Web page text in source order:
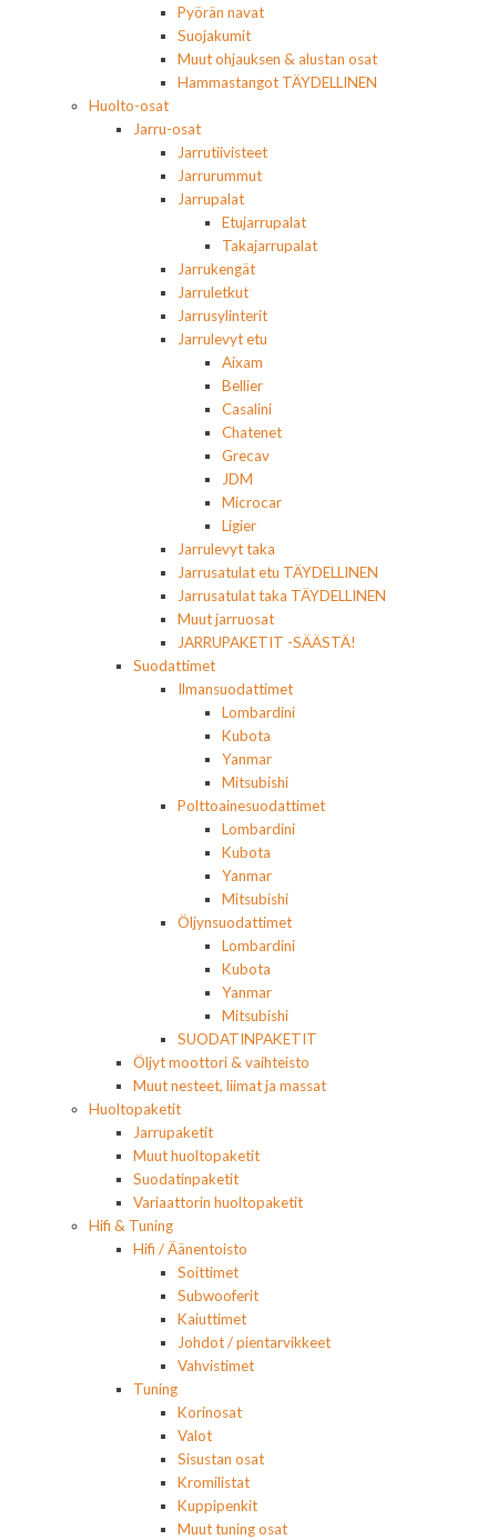
Pyörän navat
Suojakumit
Muut ohjauksen & alustan osat
Hammastangot TÄYDELLINEN
Huolto-osat
Jarru-osat
Jarrutiivisteet
Jarrurummut
Jarrupalat
Etujarrupalat
Takajarrupalat
Jarrukengät
Jarruletkut
Jarrusylinterit
Jarrulevyt etu
Aixam
Bellier
Casalini
Chatenet
Grecav
JDM
Microcar
Ligier
Jarrulevyt taka
Jarrusatulat etu TÄYDELLINEN
Jarrusatulat taka TÄYDELLINEN
Muut jarruosat
JARRUPAKETIT -SÄÄSTÄ!
Suodattimet
Ilmansuodattimet
Lombardini
Kubota
Yanmar
Mitsubishi
Polttoainesuodattimet
Lombardini
Kubota
Yanmar
Mitsubishi
Öljynsuodattimet
Lombardini
Kubota
Yanmar
Mitsubishi
SUODATINPAKETIT
Öljyt moottori & vaihteisto
Muut nesteet, liimat ja massat
Huoltopaketit
Jarrupaketit
Muut huoltopaketit
Suodatinpaketit
Variaattorin huoltopaketit
Hifi & Tuning
Hifi / Äänentoisto
Soittimet
Subwooferit
Kaiuttimet
Johdot / pientarvikkeet
Vahvistimet
Tuning
Korinosat
Valot
Sisustan osat
Kromilistat
Kuppipenkit
Muut tuning osat